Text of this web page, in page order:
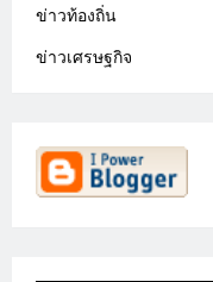
ข่าวท้องถิ่น
ข่าวเศรษฐกิจ